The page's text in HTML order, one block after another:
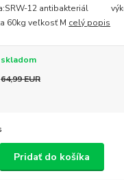
12 antibakteriál
veľkosť M celý popis
skladom
64,99 EUR
Pridať do košíka